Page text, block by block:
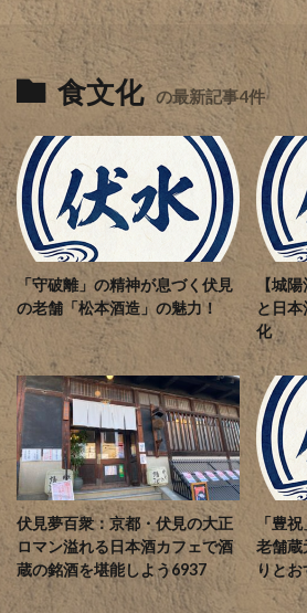
食文化 の最新記事4件
「守破離」の精神が息づく伏見
の老舗「松本酒造」の魅力！
【城
と日
化
伏見夢百衆：京都・伏見の大正
ロマン溢れる日本酒カフェで酒
蔵の銘酒を堪能しよう6937
「豊
老舗蔵
りと